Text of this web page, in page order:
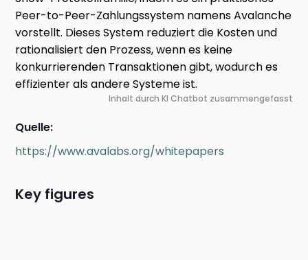
Peer-to-Peer-Zahlungssystem namens Avalanche
vorstellt. Dieses System reduziert die Kosten und
rationalisiert den Prozess, wenn es keine
konkurrierenden Transaktionen gibt, wodurch es
effizienter als andere Systeme ist.
Inhalt durch KI Chatbot zusammengefasst
Quelle:
https://www.avalabs.org/whitepapers
Key figures